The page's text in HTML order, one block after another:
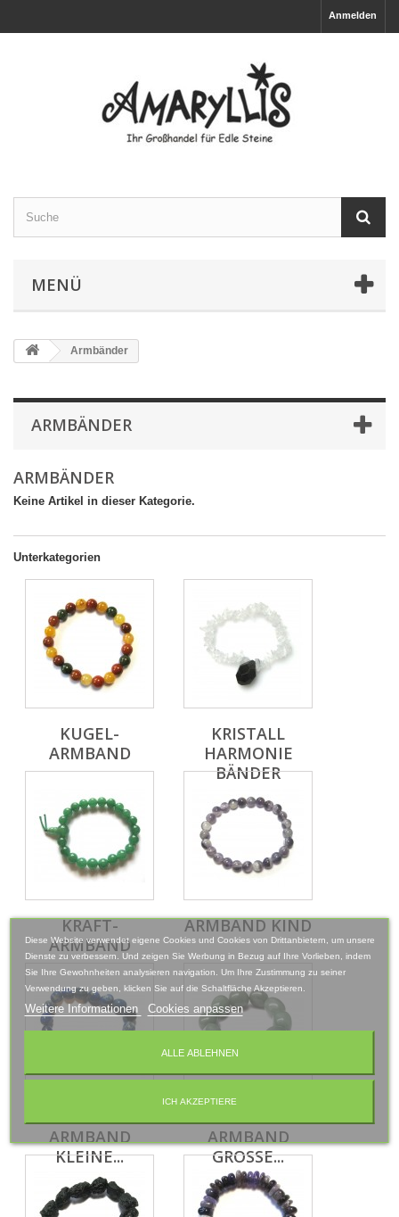
Anmelden
MENÜ
Armbänder
ARMBÄNDER
ARMBÄNDER
Keine Artikel in dieser Kategorie.
Unterkategorien
KUGEL-
ARMBAND
KRISTALL
HARMONIE
BÄNDER
KRAFT-
ARMBAND
ARMBAND KIND
NUGGET-
ARMBAND
KLEINE...
NUGGET-
ARMBAND
GROSSE...
Diese Website verwendet eigene Cookies und Cookies von Drittanbietern, um unsere
Dienste zu verbessern. Und zeigen Sie Werbung in Bezug auf Ihre Vorlieben, indem
Sie Ihre Gewohnheiten analysieren navigation. Um Ihre Zustimmung zu seiner
Verwendung zu geben, klicken Sie auf die Schaltfläche Akzeptieren.
Weitere Informationen Cookies anpassen
ALLE ABLEHNEN
ICH AKZEPTIERE